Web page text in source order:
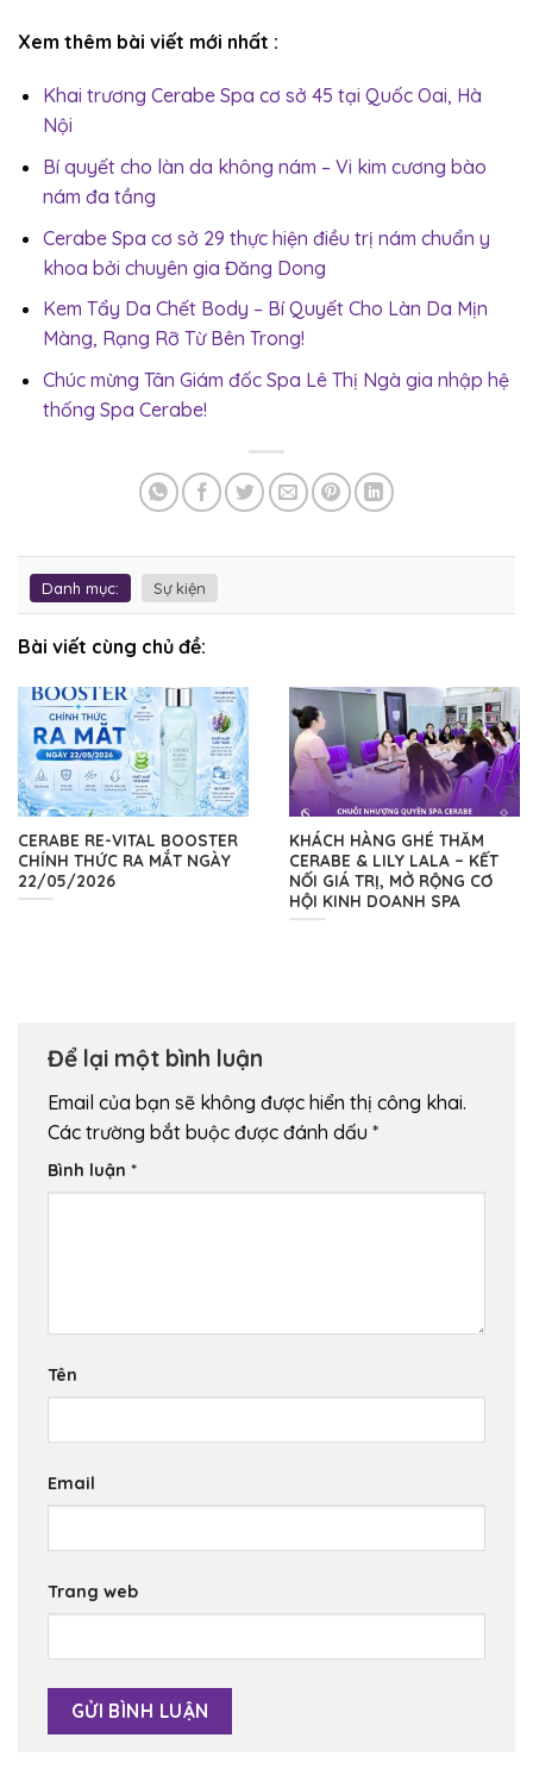
Xem thêm bài viết mới nhất :
Khai trương Cerabe Spa cơ sở 45 tại Quốc Oai, Hà
Nội
Bí quyết cho làn da không nám – Vi kim cương bào
nám đa tầng
Cerabe Spa cơ sở 29 thực hiện điều trị nám chuẩn y
khoa bởi chuyên gia Đăng Dong
Kem Tẩy Da Chết Body – Bí Quyết Cho Làn Da Mịn
Màng, Rạng Rỡ Từ Bên Trong!
Chúc mừng Tân Giám đốc Spa Lê Thị Ngà gia nhập hệ
thống Spa Cerabe!
Danh mục: Sự kiện
Bài viết cùng chủ đề:
CERABE RE-VITAL BOOSTER
CHÍNH THỨC RA MẮT NGÀY
22/05/2026
KHÁCH HÀNG GHÉ THĂM
CERABE & LILY LALA – KẾT
NỐI GIÁ TRỊ, MỞ RỘNG CƠ
HỘI KINH DOANH SPA
Để lại một bình luận
Email của bạn sẽ không được hiển thị công khai.
Các trường bắt buộc được đánh dấu *
Bình luận *
Tên
Email
Trang web